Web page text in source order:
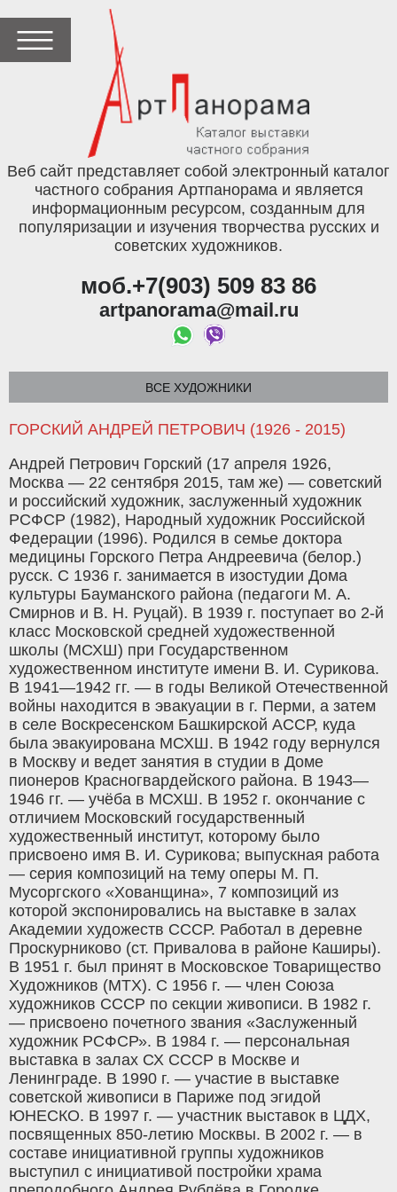
Веб сайт представляет собой электронный каталог
частного собрания Артпанорама и является
информационным ресурсом, созданным для
популяризации и изучения творчества русских и
советских художников.
моб.+7(903) 509 83 86
artpanorama@mail.ru
ВСЕ ХУДОЖНИКИ
ГОРСКИЙ АНДРЕЙ ПЕТРОВИЧ (1926 - 2015)
Андрей Петрович Горский (17 апреля 1926,
Москва — 22 сентября 2015, там же) — советский
и российский художник, заслуженный художник
РСФСР (1982), Народный художник Российской
Федерации (1996). Родился в семье доктора
медицины Горского Петра Андреевича (белор.)
русск. С 1936 г. занимается в изостудии Дома
культуры Бауманского района (педагоги М. А.
Смирнов и В. Н. Руцай). В 1939 г. поступает во 2-й
класс Московской средней художественной
школы (МСХШ) при Государственном
художественном институте имени В. И. Сурикова.
В 1941—1942 гг. — в годы Великой Отечественной
войны находится в эвакуации в г. Перми, а затем
в селе Воскресенском Башкирской АССР, куда
была эвакуирована МСХШ. В 1942 году вернулся
в Москву и ведет занятия в студии в Доме
пионеров Красногвардейского района. В 1943—
1946 гг. — учёба в МСХШ. В 1952 г. окончание с
отличием Московский государственный
художественный институт, которому было
присвоено имя В. И. Сурикова; выпускная работа
— серия композиций на тему оперы М. П.
Мусоргского «Хованщина», 7 композиций из
которой экспонировались на выставке в залах
Академии художеств СССР. Работал в деревне
Проскурниково (ст. Привалова в районе Каширы).
В 1951 г. был принят в Московское Товарищество
Художников (МТХ). С 1956 г. — член Союза
художников СССР по секции живописи. В 1982 г.
— присвоено почетного звания «Заслуженный
художник РСФСР». В 1984 г. — персональная
выставка в залах СХ СССР в Москве и
Ленинграде. В 1990 г. — участие в выставке
советской живописи в Париже под эгидой
ЮНЕСКО. В 1997 г. — участник выставок в ЦДХ,
посвященных 850-летию Москвы. В 2002 г. — в
составе инициативной группы художников
выступил с инициативой постройки храма